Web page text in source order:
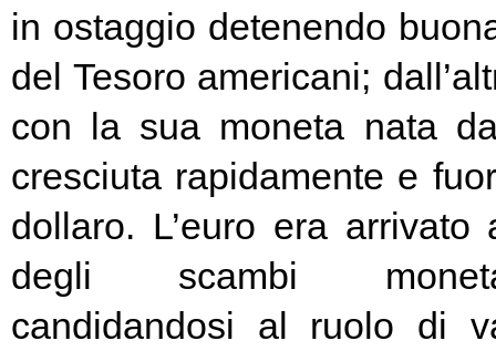
in ostaggio detenendo
del Tesoro americani;
con la sua moneta nata
cresciuta rapidamente e
dollaro. L’euro era
degli scambi
candidandosi al ruolo di